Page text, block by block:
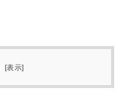
[表示]